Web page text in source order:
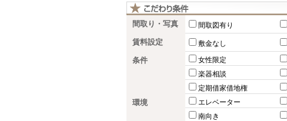
間取り・写真 間取図有り
賃料設定 敷金なし
条件 女性限定
楽器相談
定期借家借地権
環境 エレベーター
南向き